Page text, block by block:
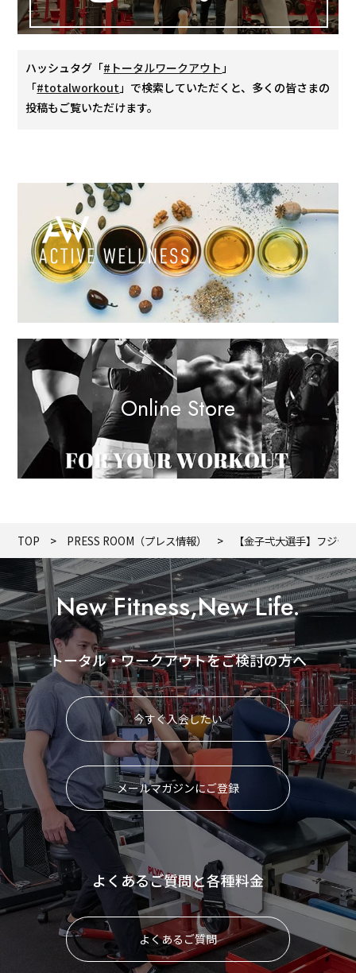
ハッシュタグ「#トータルワークアウト」
「#totalworkout」で検索していただくと、多くの皆さまの
投稿もご覧いただけます。
Online Store
TOP PRESS ROOM（プレス情報） 【金子弌大選手】フジ
New Fitness,New Life.
トータル・ワークアウトをご検討の方へ
今すぐ入会したい
メールマガジンにご登録
よくあるご質問と各種料金
よくあるご質問